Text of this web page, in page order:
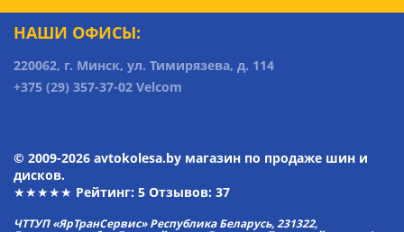
НАШИ ОФИСЫ:
220062, г. Минск, ул. Тимирязева, д. 114
+375 (29) 357-37-02 Velcom
© 2009-2026 avtokolesa.by магазин по продаже шин и
дисков.
★★★★★ Рейтинг: 5 Отзывов: 37
ЧТТУП «ЯрТранСервис» Республика Беларусь, 231322,